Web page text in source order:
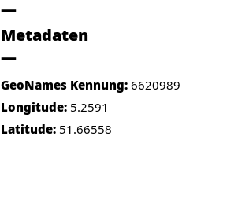
Metadaten
GeoNames Kennung: 6620989
Longitude: 5.2591
Latitude: 51.66558